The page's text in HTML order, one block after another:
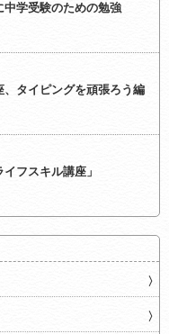
学受験のための勉強
タイピングを頑張ろう編
フスキル講座」